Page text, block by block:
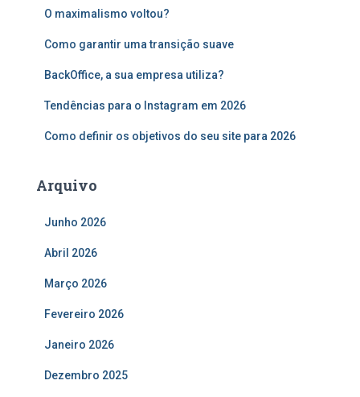
O maximalismo voltou?
Como garantir uma transição suave
BackOffice, a sua empresa utiliza?
Tendências para o Instagram em 2026
Como definir os objetivos do seu site para 2026
Arquivo
Junho 2026
Abril 2026
Março 2026
Fevereiro 2026
Janeiro 2026
Dezembro 2025